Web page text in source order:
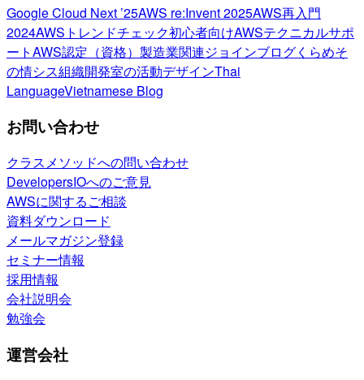
Google Cloud Next ’25AWS re:Invent 2025AWS再入門
2024AWSトレンドチェック初心者向けAWSテクニカルサポ
ートAWS認定（資格） 製造業関連ジョインブログくらめそ
の情シス組織開発室の活動デザインThai
LanguageVietnamese Blog
お問い合わせ
クラスメソッドへの問い合わせ
DevelopersIOへのご意見
AWSに関するご相談
資料ダウンロード
メールマガジン登録
セミナー情報
採用情報
会社説明会
勉強会
運営会社